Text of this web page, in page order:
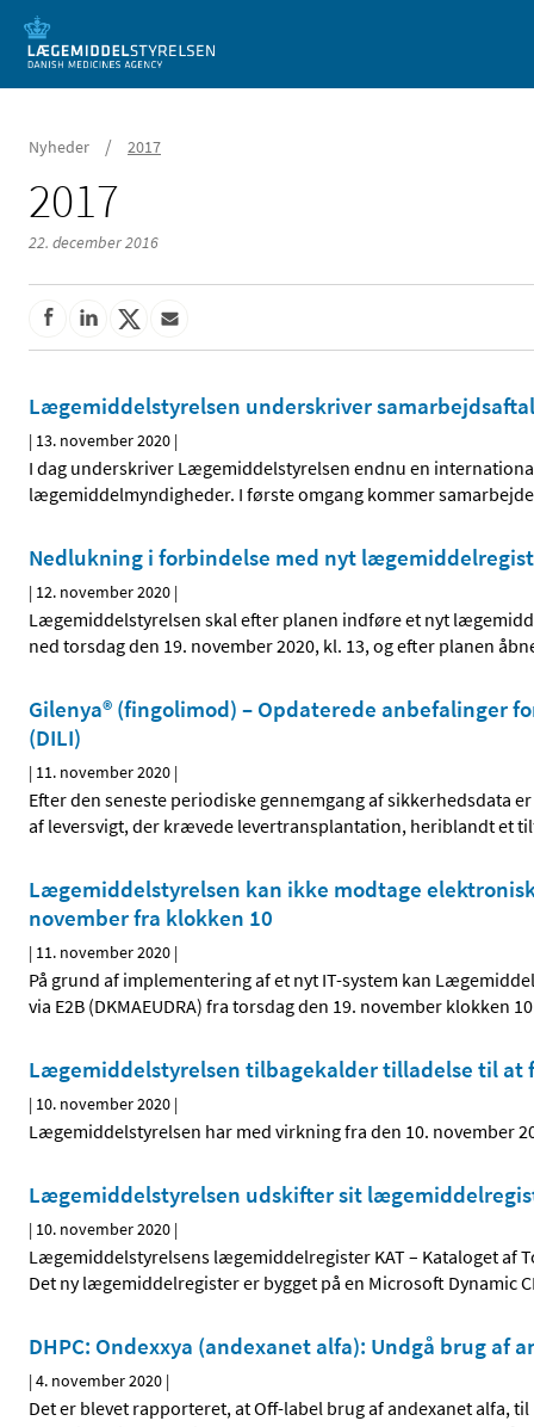
Mobil visning
Nyheder / 2017
2017
22. december 2016
Lægemiddelstyrelsen underskriver
| 13. november 2020 |
I dag underskriver Lægemiddelstyrelsen endnu en
lægemiddelmyndigheder. I første omgang kommer
Nedlukning i forbindelse med nyt
| 12. november 2020 |
Lægemiddelstyrelsen skal efter planen indføre et nyt
ned torsdag den 19. november 2020, kl. 13, og efter planen
Gilenya® (fingolimod) – Opdaterede anbefalinger
(DILI)
| 11. november 2020 |
Efter den seneste periodiske gennemgang af sikkerhedsdata
af leversvigt, der krævede levertransplantation, heriblandt et
Lægemiddelstyrelsen kan ikke modtage
november fra klokken 10
| 11. november 2020 |
På grund af implementering af et nyt IT-system kan
via E2B (DKMAEUDRA) fra torsdag den 19. november
Lægemiddelstyrelsen tilbagekalder tilladelse til
| 10. november 2020 |
Lægemiddelstyrelsen har med virkning fra den 10.
Lægemiddelstyrelsen udskifter sit
| 10. november 2020 |
Lægemiddelstyrelsens lægemiddelregister KAT – Kataloget af
Det ny lægemiddelregister er bygget på en Microsoft Dynamic
DHPC: Ondexxya (andexanet alfa): Undgå brug
|4. november 2020 |
Det er blevet rapporteret, at Off-label brug af andexanet alfa,